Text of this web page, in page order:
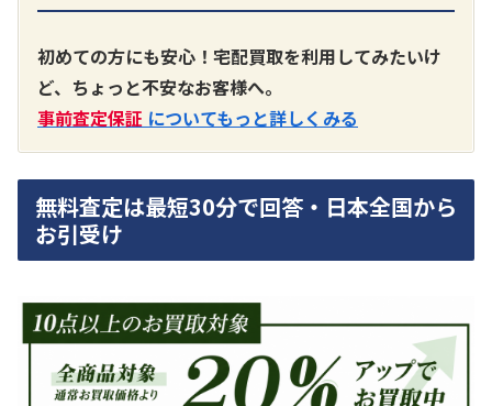
A3300 真空管プリアンプ
買取価格：お問合せください
SONY
DA7000ES アンプ
買取価格：お問合せください
初めての方にも安心！宅配買取を利用してみたいけ
ど、ちょっと不安なお客様へ。
事前査定保証 についてもっと詳しくみる
無料査定は最短30分で回答・日本全国から
お引受け